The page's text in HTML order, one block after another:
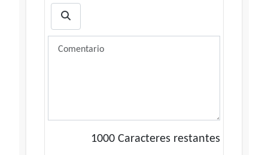
1000 Caracteres restantes